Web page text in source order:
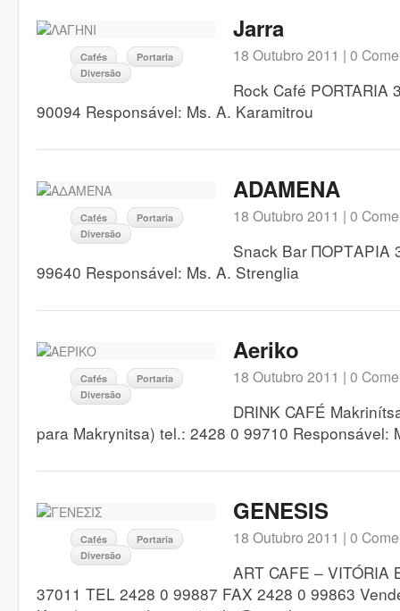
Cafés
Portaria
Diversão
Jarra
18 Outubro 2011 | 0
Rock Café PORTARIA
90094 Responsável: Ms. A. Karamitrou
Cafés
Portaria
Diversão
ADAMENA
18 Outubro 2011 | 0
Snack Bar ΠΟΡΤΑΡΙΑ
99640 Responsável: Ms. A. Strenglia
Cafés
Portaria
Diversão
Aeriko
18 Outubro 2011 | 0
DRINK CAFÉ
para Makrynitsa) tel.: 2428 0 99710 Responsável:
Cafés
Portaria
Diversão
GENESIS
18 Outubro 2011 | 0
ART CAFE – VITÓRIA
37011 TEL 2428 0 99887 FAX 2428 0 99863